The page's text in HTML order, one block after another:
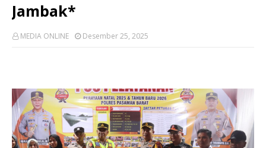
Jambak*
MEDIA ONLINE Desember 25, 2025